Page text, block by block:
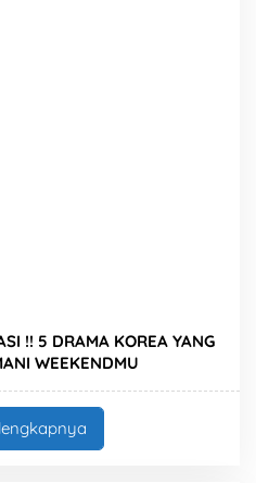
!! 5 DRAMA KOREA YANG
WEEKENDMU